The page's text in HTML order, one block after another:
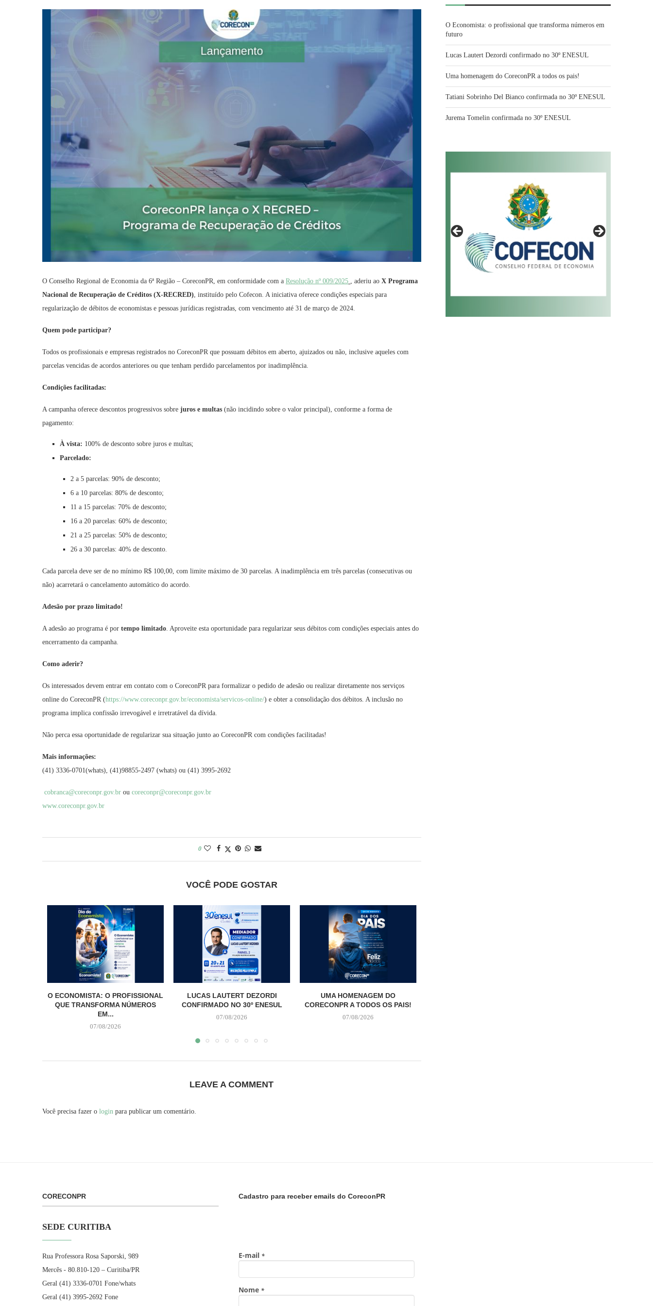
O Conselho Regional de Economia da 6ª Região – CoreconPR, em conformidade com a Resolução nº 009/2025 , aderiu ao X Programa
Nacional de Recuperação de Créditos (X-RECRED) , instituído pelo Cofecon. A iniciativa oferece condições especiais para
regularização de débitos de economistas e pessoas jurídicas registradas, com vencimento até 31 de março de 2024.
Quem pode participar?
Todos os profissionais e empresas registrados no CoreconPR que possuam débitos em aberto, ajuizados ou não, inclusive aqueles com
parcelas vencidas de acordos anteriores ou que tenham perdido parcelamentos por inadimplência.
Condições facilitadas:
A campanha oferece descontos progressivos sobre juros e multas (não incidindo sobre o valor principal), conforme a forma de
pagamento:
À vista: 100% de desconto sobre juros e multas;
Parcelado:
2 a 5 parcelas: 90% de desconto;
6 a 10 parcelas: 80% de desconto;
11 a 15 parcelas: 70% de desconto;
16 a 20 parcelas: 60% de desconto;
21 a 25 parcelas: 50% de desconto;
26 a 30 parcelas: 40% de desconto.
Cada parcela deve ser de no mínimo R$ 100,00, com limite máximo de 30 parcelas. A inadimplência em três parcelas (consecutivas ou
não) acarretará o cancelamento automático do acordo.
Adesão por prazo limitado!
A adesão ao programa é por tempo limitado . Aproveite esta oportunidade para regularizar seus débitos com condições especiais antes do
encerramento da campanha.
Como aderir?
Os interessados devem entrar em contato com o CoreconPR para formalizar o pedido de adesão ou realizar diretamente nos serviços
online do CoreconPR (https://www.coreconpr.gov.br/economista/servicos-online/) e obter a consolidação dos débitos. A inclusão no
programa implica confissão irrevogável e irretratável da dívida.
Não perca essa oportunidade de regularizar sua situação junto ao CoreconPR com condições facilitadas!
Mais informações:
(41) 3336-0701(whats), (41)98855-2497 (whats) ou (41) 3995-2692
cobranca@coreconpr.gov.br ou coreconpr@coreconpr.gov.br
www.coreconpr.gov.br
0
VOCÊ PODE GOSTAR
O ECONOMISTA: O PROFISSIONAL
QUE TRANSFORMA NÚMEROS
EM...
07/08/2026
LUCAS LAUTERT DEZORDI
CONFIRMADO NO 30º ENESUL
07/08/2026
UMA HOMENAGEM DO
CORECONPR A TODOS OS PAIS!
07/08/2026
LEAVE A COMMENT
Você precisa fazer o login para publicar um comentário.
O Economista: o profissional que transforma números em
futuro
Lucas Lautert Dezordi confirmado no 30º ENESUL
Uma homenagem do CoreconPR a todos os pais!
Tatiani Sobrinho Del Bianco confirmada no 30º ENESUL
Jurema Tomelin confirmada no 30º ENESUL
CORECONPR
SEDE CURITIBA
Rua Professora Rosa Saporski, 989
Mercês - 80.810-120 – Curitiba/PR
Geral (41) 3336-0701 Fone/whats
Geral (41) 3995-2692 Fone
Cadastro para receber emails do CoreconPR